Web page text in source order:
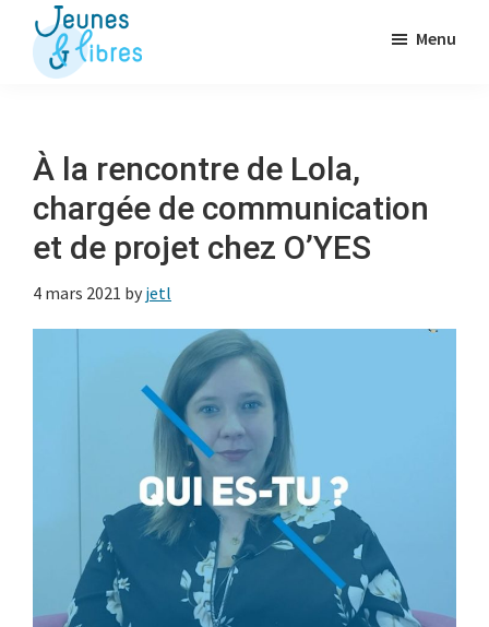
Passer
contenu
des
OJ
libérales
Menu
À la rencontre de Lola,
chargée de communication
et de projet chez O’YES
4 mars 2021 by jetl